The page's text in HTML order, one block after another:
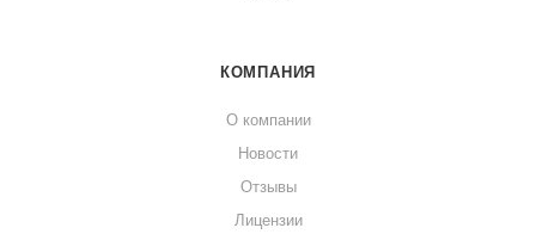
КОМПАНИЯ
О компании
Новости
Отзывы
Лицензии